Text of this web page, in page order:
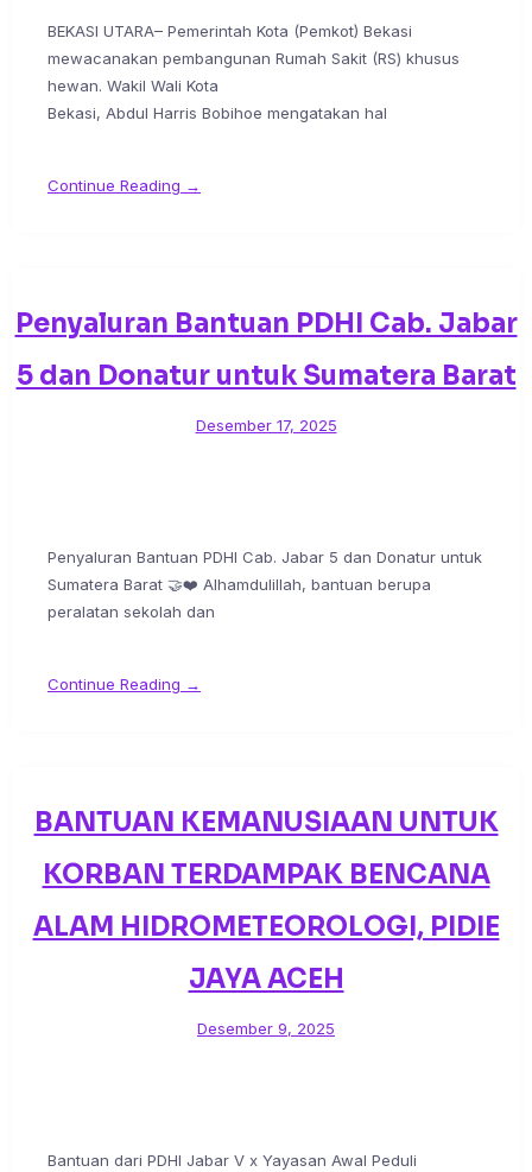
BEKASI UTARA– Pemerintah Kota (Pemkot) Bekasi
mewacanakan pembangunan Rumah Sakit (RS) khusus
hewan. Wakil Wali Kota
Bekasi, Abdul Harris Bobihoe mengatakan hal
Continue Reading →
Penyaluran Bantuan PDHI Cab. Jabar
5 dan Donatur untuk Sumatera Barat
Desember 17, 2025
Penyaluran Bantuan PDHI Cab. Jabar 5 dan Donatur untuk
Sumatera Barat 🤝❤️ Alhamdulillah, bantuan berupa
peralatan sekolah dan
Continue Reading →
BANTUAN KEMANUSIAAN UNTUK
KORBAN TERDAMPAK BENCANA
ALAM HIDROMETEOROLOGI, PIDIE
JAYA ACEH
Desember 9, 2025
Bantuan dari PDHI Jabar V x Yayasan Awal Peduli